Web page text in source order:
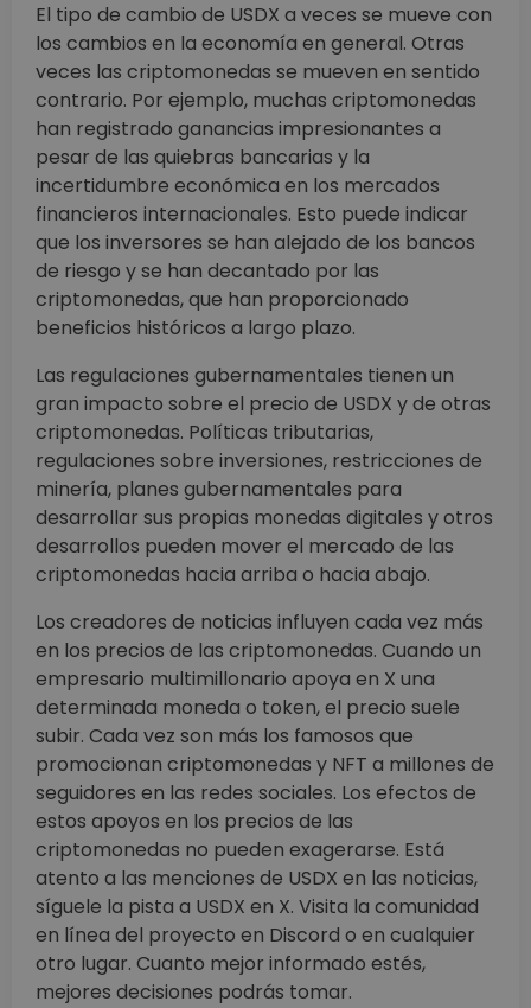
El tipo de cambio de USDX a veces se mueve con
los cambios en la economía en general. Otras
veces las criptomonedas se mueven en sentido
contrario. Por ejemplo, muchas criptomonedas
han registrado ganancias impresionantes a
pesar de las quiebras bancarias y la
incertidumbre económica en los mercados
financieros internacionales. Esto puede indicar
que los inversores se han alejado de los bancos
de riesgo y se han decantado por las
criptomonedas, que han proporcionado
beneficios históricos a largo plazo.
Las regulaciones gubernamentales tienen un
gran impacto sobre el precio de USDX y de otras
criptomonedas. Políticas tributarias,
regulaciones sobre inversiones, restricciones de
minería, planes gubernamentales para
desarrollar sus propias monedas digitales y otros
desarrollos pueden mover el mercado de las
criptomonedas hacia arriba o hacia abajo.
Los creadores de noticias influyen cada vez más
en los precios de las criptomonedas. Cuando un
empresario multimillonario apoya en X una
determinada moneda o token, el precio suele
subir. Cada vez son más los famosos que
promocionan criptomonedas y NFT a millones de
seguidores en las redes sociales. Los efectos de
estos apoyos en los precios de las
criptomonedas no pueden exagerarse. Está
atento a las menciones de USDX en las noticias,
síguele la pista a USDX en X. Visita la comunidad
en línea del proyecto en Discord o en cualquier
otro lugar. Cuanto mejor informado estés,
mejores decisiones podrás tomar.